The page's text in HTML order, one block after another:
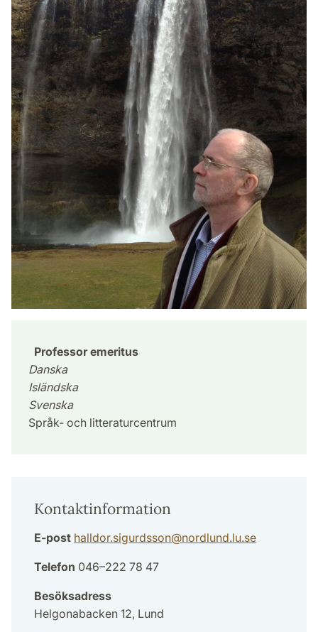
Professor emeritus
Danska
Isländska
Svenska
Språk- och litteraturcentrum
Kontaktinformation
E-post halldor.sigurdsson@nordlund.lu.se
Telefon 046–222 78 47
Besöksadress
Helgonabacken 12, Lund